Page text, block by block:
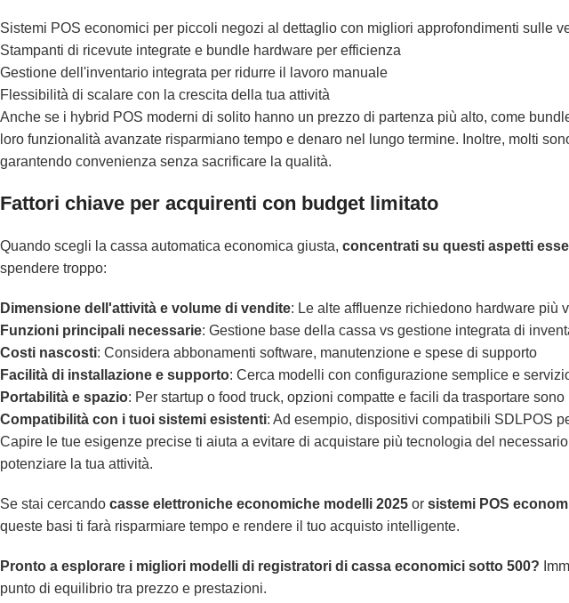
Sistemi POS economici per piccoli negozi al dettaglio con migliori approfondimenti sulle
Stampanti di ricevute integrate e bundle hardware per efficienza
Gestione dell'inventario integrata per ridurre il lavoro manuale
Flessibilità di scalare con la crescita della tua attività
Anche se i hybrid POS moderni di solito hanno un prezzo di partenza più alto, come
loro funzionalità avanzate risparmiano tempo e denaro nel lungo termine. Inoltre, molti
garantendo convenienza senza sacrificare la qualità.
Fattori chiave per acquirenti con budget limitato
Quando scegli la cassa automatica economica giusta, concentrati su questi aspetti
spendere troppo:
Dimensione dell'attività e volume di vendite: Le alte affluenze richiedono hardware più
Funzioni principali necessarie: Gestione base della cassa vs gestione integrata di
Costi nascosti: Considera abbonamenti software, manutenzione e spese di supporto
Facilità di installazione e supporto: Cerca modelli con configurazione semplice e
Portabilità e spazio: Per startup o food truck, opzioni compatte e facili da trasportare sono
Compatibilità con i tuoi sistemi esistenti: Ad esempio, dispositivi compatibili SDLPOS
Capire le tue esigenze precise ti aiuta a evitare di acquistare più tecnologia del
potenziare la tua attività.
Se stai cercando casse elettroniche economiche modelli 2025 or sistemi POS
queste basi ti farà risparmiare tempo e rendere il tuo acquisto intelligente.
Pronto a esplorare i migliori modelli di registratori di cassa economici sotto 500?
punto di equilibrio tra prezzo e prestazioni.